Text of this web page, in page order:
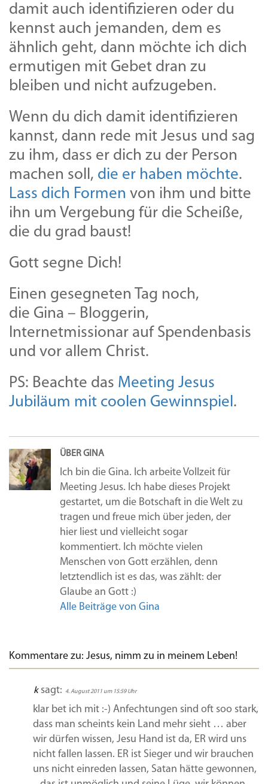
damit auch identifizieren oder du
kennst auch jemanden, dem es
ähnlich geht, dann möchte ich dich
ermutigen mit Gebet dran zu
bleiben und nicht aufzugeben.
Wenn du dich damit identifizieren
kannst, dann rede mit Jesus und sag
zu ihm, dass er dich zu der Person
machen soll, die er haben möchte.
Lass dich Formen von ihm und bitte
ihn um Vergebung für die Scheiße,
die du grad baust!
Gott segne Dich!
Einen gesegneten Tag noch,
die Gina – Bloggerin,
Internetmissionar auf Spendenbasis
und vor allem Christ.
PS: Beachte das Meeting Jesus
Jubiläum mit coolen Gewinnspiel.
ÜBER GINA
Ich bin die Gina. Ich arbeite Vollzeit für
Meeting Jesus. Ich habe dieses Projekt
gestartet, um die Botschaft in die Welt zu
tragen und freue mich über jeden, der
hier liest und vielleicht sogar
kommentiert. Ich möchte vielen
Menschen von Gott erzählen, denn
letztendlich ist es das, was zählt: der
Glaube an Gott :)
Alle Beiträge von Gina
Kommentare zu: Jesus, nimm zu in meinem Leben!
k sagt: 4. August 2011 um 15:59 Uhr
klar bet ich mit :-) Anfechtungen sind oft soo stark,
dass man scheints kein Land mehr sieht … aber
wir dürfen wissen, Jesu Hand ist da, ER wird uns
nicht fallen lassen. ER ist Sieger und wir brauchen
uns nicht einreden lassen, Satan hätte gewonnen,